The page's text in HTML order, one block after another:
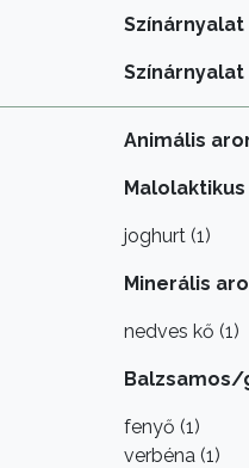
Animális
joghurt (1)
Minerális
nedves kő (1)
Balzsamos/
fenyő (1)
verbéna (1)